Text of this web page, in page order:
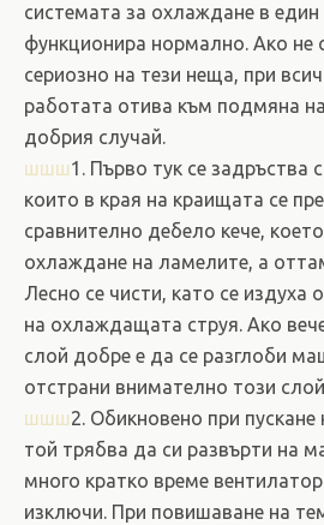
системата за охлаждане в
функционира нормално. Ако не
сериозно на тези неща, при
работата отива към подмяна
добрия случай.
шшш1. Първо тук се задръства
които в края на краищата се
сравнително дебело кече,
охлаждане на ламелите, а
Лесно се чисти, като се издуха
на охлаждащата струя. Ако
слой добре е да се разглоби
отстрани внимателно този
шшш2. Обикновено при
той трябва да си развърти на
много кратко време
изключи. При повишаване на